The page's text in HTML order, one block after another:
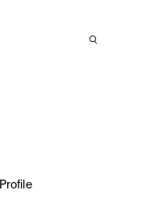
Profile